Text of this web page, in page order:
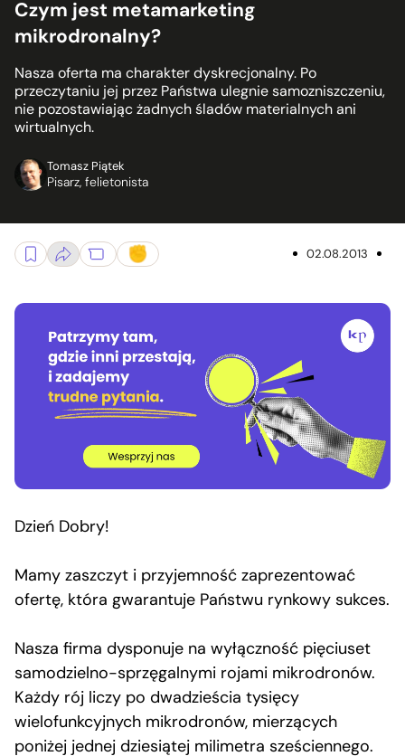
Czym jest metamarketing
mikrodronalny?
Nasza oferta ma charakter dyskrecjonalny. Po
przeczytaniu jej przez Państwa ulegnie samozniszczeniu,
nie pozostawiając żadnych śladów materialnych ani
wirtualnych.
Tomasz Piątek
Pisarz, felietonista
02.08.2013
Dzień Dobry!
Mamy zaszczyt i przyjemność zaprezentować
ofertę, która gwarantuje Państwu rynkowy sukces.
Nasza firma dysponuje na wyłączność pięciuset
samodzielno-sprzęgalnymi rojami mikrodronów.
Każdy rój liczy po dwadzieścia tysięcy
wielofunkcyjnych mikrodronów, mierzących
poniżej jednej dziesiątej milimetra sześciennego.